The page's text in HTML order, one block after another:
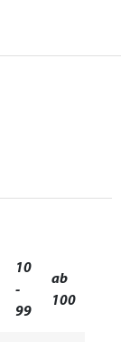
10
-
99
ab
100